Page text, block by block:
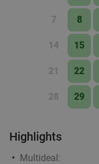
7 8
14 15
21 22
28 29
Highlights
Multideal: